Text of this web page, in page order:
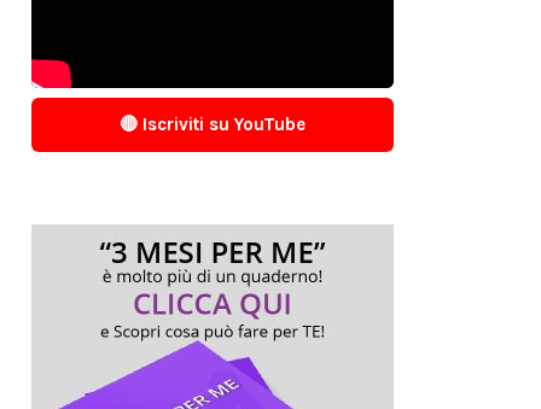
🔴 Iscriviti su YouTube